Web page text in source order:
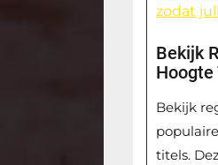
zodat
Bekijk
Hoogte
Bekijk
titels.